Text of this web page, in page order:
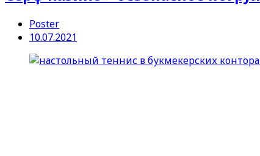
Poster
10.07.2021